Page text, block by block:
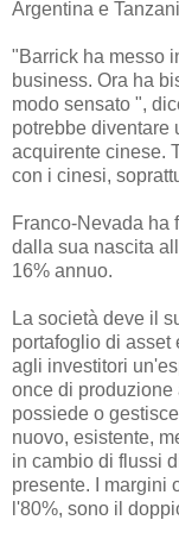
Argentina e
"Barrick ha messo
business. Ora ha
modo sensato ",
potrebbe diventare
acquirente cinese.
con i cinesi,
Franco-Nevada ha
dalla sua nascita
16% annuo.
La società deve il
portafoglio di asset
agli investitori
once di produzione
possiede o
nuovo, esistente,
in cambio di flussi
presente. I margini
l'80%, sono il